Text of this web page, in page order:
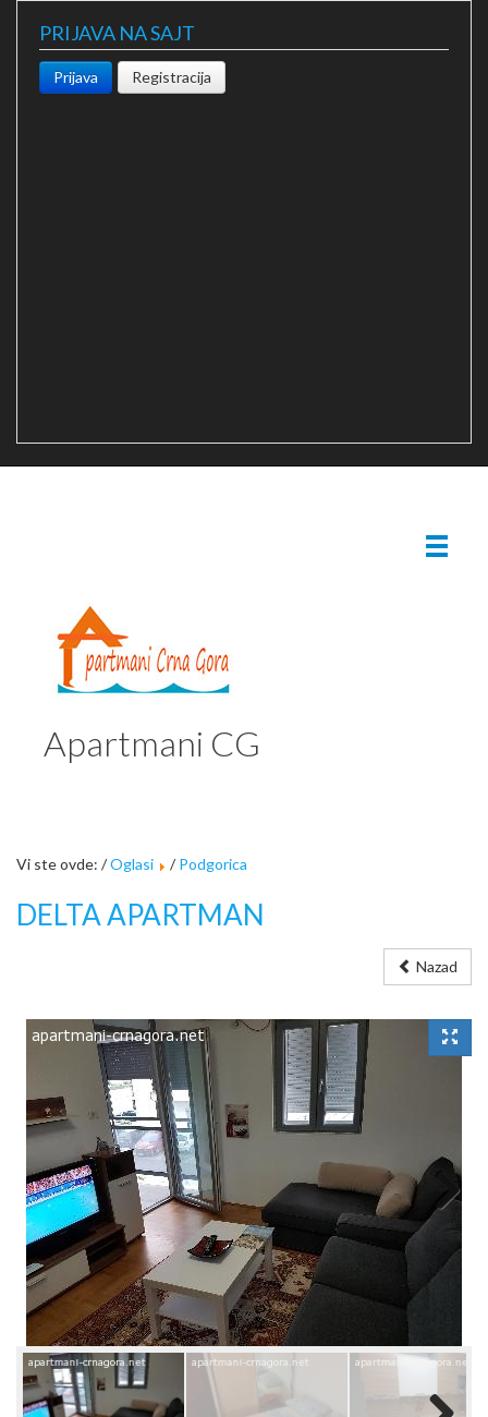
PRIJAVA NA SAJT
Prijava Registracija
Apartmani CG
Vi ste ovde: /Oglasi /Podgorica
DELTA APARTMAN
Nazad
Next